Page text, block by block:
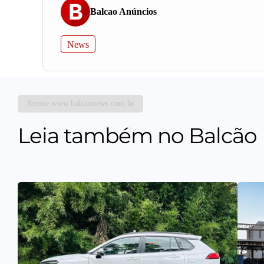
Balcao Anúncios
News
Acesse www.balcaonews.com.br
Leia também no Balcão